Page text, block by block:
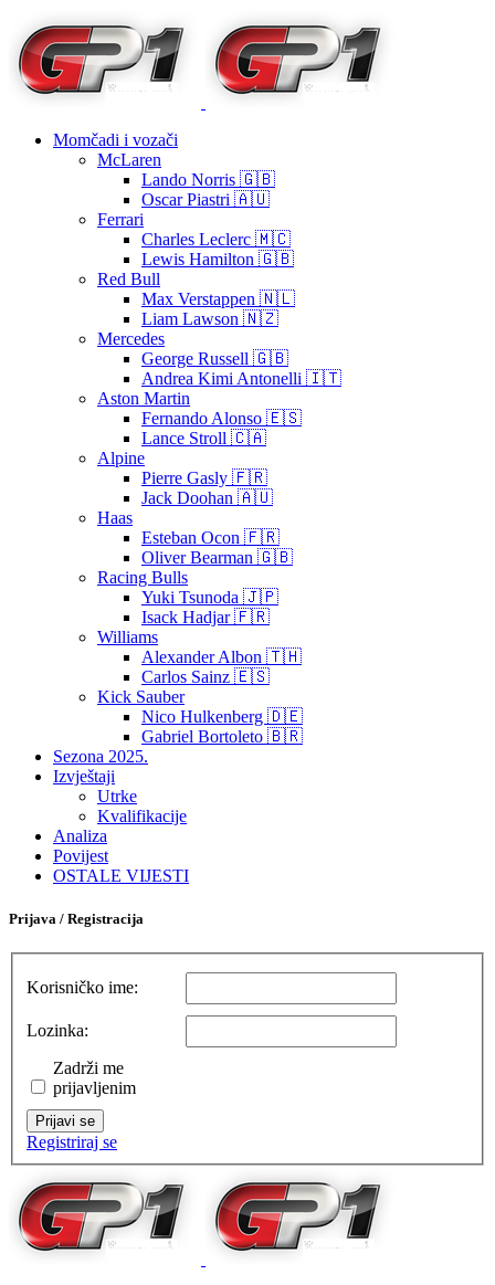
Momčadi i vozači
McLaren
Lando Norris 🇬🇧
Oscar Piastri 🇦🇺
Ferrari
Charles Leclerc 🇲🇨
Lewis Hamilton 🇬🇧
Red Bull
Max Verstappen 🇳🇱
Liam Lawson 🇳🇿
Mercedes
George Russell 🇬🇧
Andrea Kimi Antonelli 🇮🇹
Aston Martin
Fernando Alonso 🇪🇸
Lance Stroll 🇨🇦
Alpine
Pierre Gasly 🇫🇷
Jack Doohan 🇦🇺
Haas
Esteban Ocon 🇫🇷
Oliver Bearman 🇬🇧
Racing Bulls
Yuki Tsunoda 🇯🇵
Isack Hadjar 🇫🇷
Williams
Alexander Albon 🇹🇭
Carlos Sainz 🇪🇸
Kick Sauber
Nico Hulkenberg 🇩🇪
Gabriel Bortoleto 🇧🇷
Sezona 2025.
Izvještaji
Utrke
Kvalifikacije
Analiza
Povijest
OSTALE VIJESTI
Prijava / Registracija
Korisničko ime:
Lozinka:
Zadrži me
prijavljenim
Prijavi se
Registriraj se